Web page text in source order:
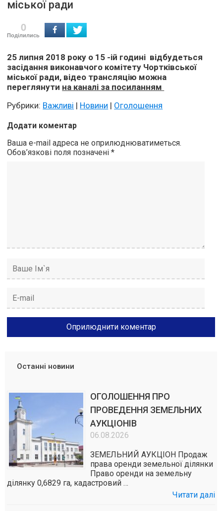
міської ради
0
Поділились
25 липня 2018 року о 15 -ій годині відбудеться
засідання виконавчого комітету Чортківської
міської ради, відео трансляцію можна
переглянути на каналі за посиланням
Рубрики: Важливі | Новини | Оголошення
Додати коментар
Ваша e-mail адреса не оприлюднюватиметься.
Обов’язкові поля позначені*
Останні новини
ОГОЛОШЕННЯ ПРО
ПРОВЕДЕННЯ ЗЕМЕЛЬНИХ
АУКЦІОНІВ
06.08.2026
ЗЕМЕЛЬНИЙ АУКЦІОН Продаж
права оренди земельної ділянки
Право оренди на земельну
ділянку 0,6829 га, кадастровий …
Читати далі